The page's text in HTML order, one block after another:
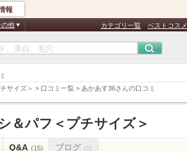
サイズ＞ > 口コミ一覧 > あかあす36さんの口コミ
報
の他 カテゴリ一覧 ベストコスメ
＆パフ＜プチサイズ＞
Q&A (15) ブログ (0)